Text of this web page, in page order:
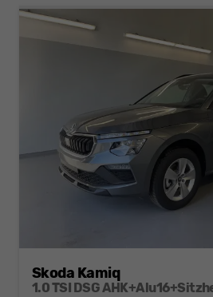
Skoda Kamiq